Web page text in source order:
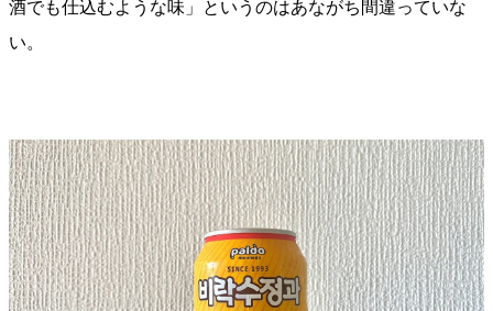
酒でも仕込むような味」というのはあながち間違っていな
い。